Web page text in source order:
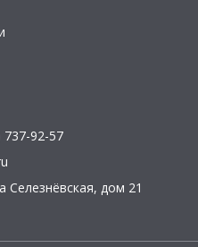
737-92-57
Селезнёвская, дом 21